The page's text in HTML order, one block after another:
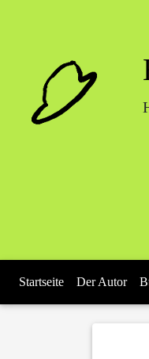
Startseite Der Autor